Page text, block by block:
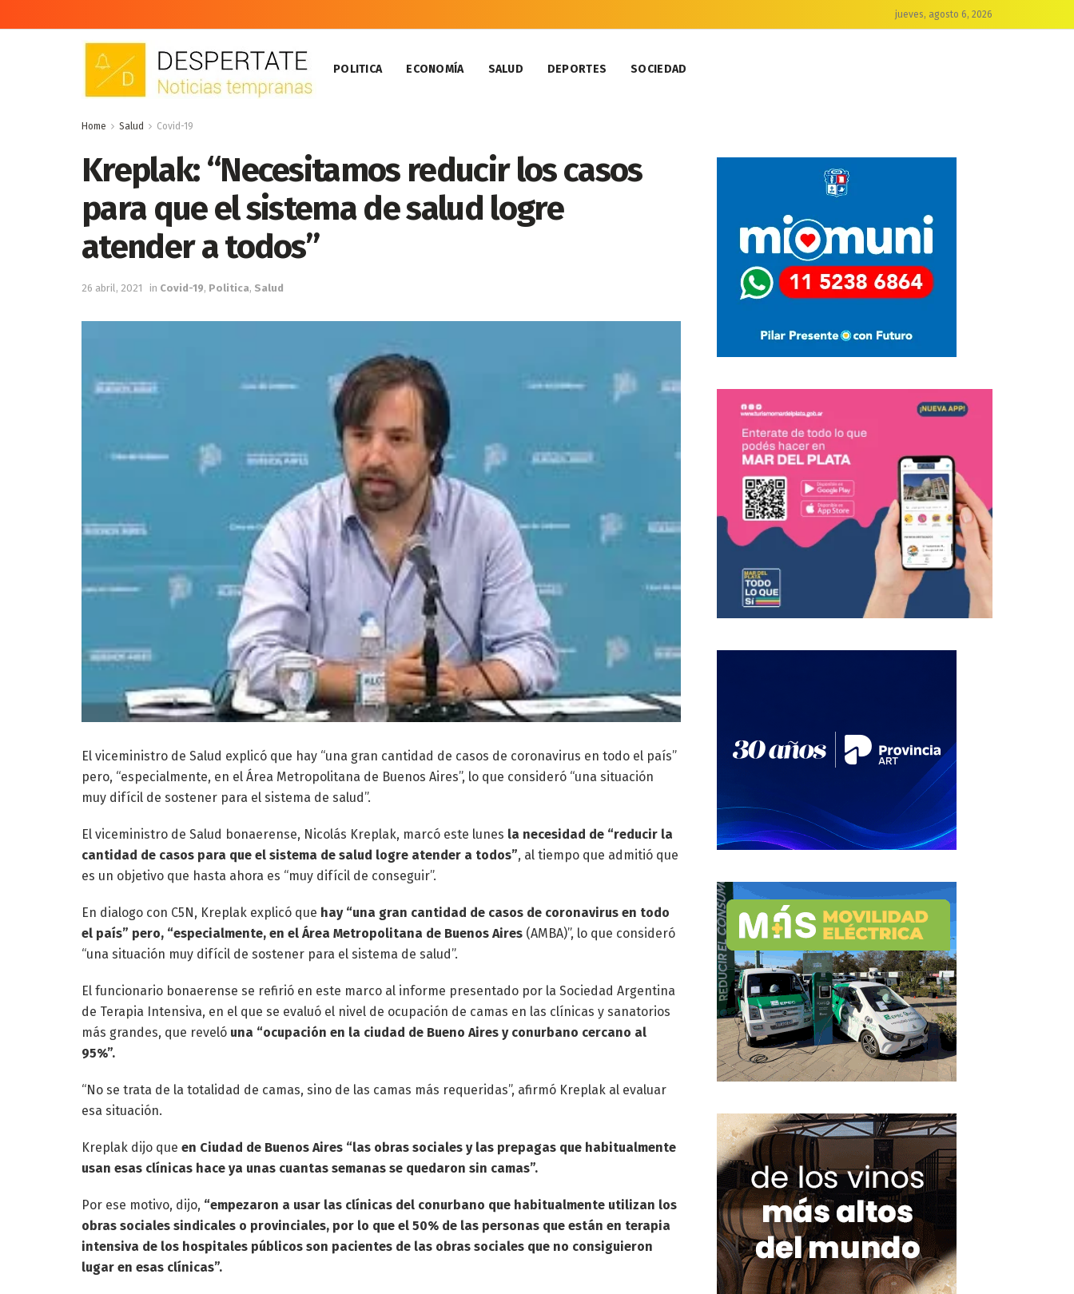
jueves, agosto 6, 2026
POLITICA ECONOMÍA SALUD DEPORTES SOCIEDAD
Home Salud Covid-19
Kreplak: “Necesitamos reducir los casos
para que el sistema de salud logre
atender a todos”
26 abril, 2021 in Covid-19, Politica, Salud
El viceministro de Salud explicó que hay “una gran cantidad de casos de coronavirus en todo el país”
pero, “especialmente, en el Área Metropolitana de Buenos Aires”, lo que consideró “una situación
muy difícil de sostener para el sistema de salud”.
El viceministro de Salud bonaerense, Nicolás Kreplak, marcó este lunes la necesidad de “reducir la
cantidad de casos para que el sistema de salud logre atender a todos”, al tiempo que admitió que
es un objetivo que hasta ahora es “muy difícil de conseguir”.
En dialogo con C5N, Kreplak explicó que hay “una gran cantidad de casos de coronavirus en todo
el país” pero, “especialmente, en el Área Metropolitana de Buenos Aires (AMBA)”, lo que consideró
“una situación muy difícil de sostener para el sistema de salud”.
El funcionario bonaerense se refirió en este marco al informe presentado por la Sociedad Argentina
de Terapia Intensiva, en el que se evaluó el nivel de ocupación de camas en las clínicas y sanatorios
más grandes, que reveló una “ocupación en la ciudad de Bueno Aires y conurbano cercano al
95%”.
“No se trata de la totalidad de camas, sino de las camas más requeridas”, afirmó Kreplak al evaluar
esa situación.
Kreplak dijo que en Ciudad de Buenos Aires “las obras sociales y las prepagas que habitualmente
usan esas clínicas hace ya unas cuantas semanas se quedaron sin camas”.
Por ese motivo, dijo, “empezaron a usar las clínicas del conurbano que habitualmente utilizan los
obras sociales sindicales o provinciales, por lo que el 50% de las personas que están en terapia
intensiva de los hospitales públicos son pacientes de las obras sociales que no consiguieron
lugar en esas clínicas”.